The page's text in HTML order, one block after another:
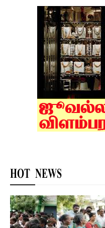
HOT NEWS